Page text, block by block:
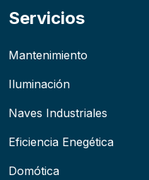
Servicios
Mantenimiento
Iluminación
Naves Industriales
Eficiencia Enegética
Domótica